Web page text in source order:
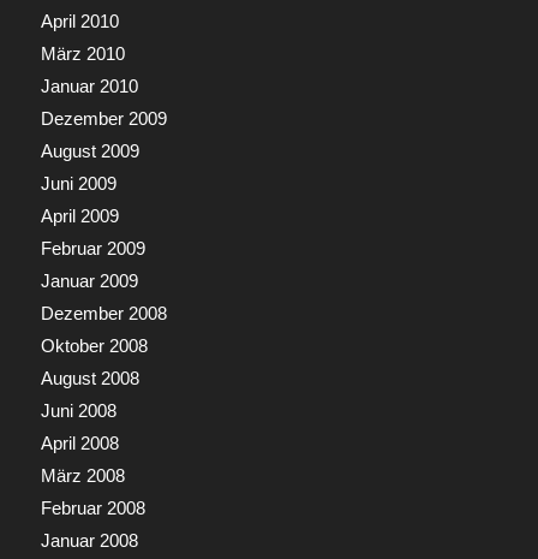
April 2010
März 2010
Januar 2010
Dezember 2009
August 2009
Juni 2009
April 2009
Februar 2009
Januar 2009
Dezember 2008
Oktober 2008
August 2008
Juni 2008
April 2008
März 2008
Februar 2008
Januar 2008